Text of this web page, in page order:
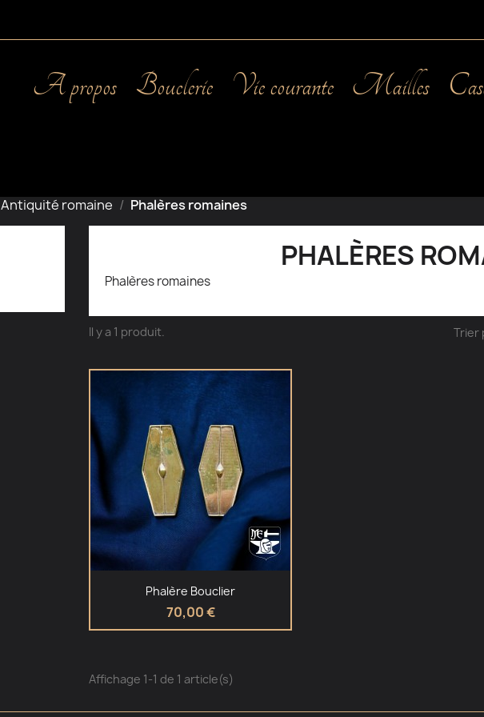
A propos Bouclerie Vie courante Mailles
Antiquité romaine Phalères romaines
PHALÈRES
Phalères romaines
Il y a 1 produit. Trier
Aperçu rapide
Phalère Bouclier
70,00 €
Affichage 1-1 de 1 article(s)